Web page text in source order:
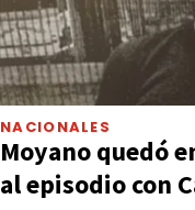
NACIONALES
Moyano quedó
al episodio con